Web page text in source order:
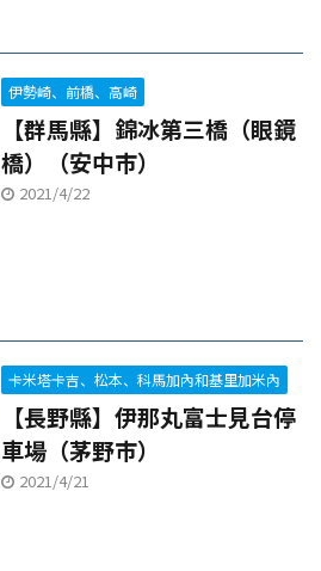
伊勢崎、前橋、高崎
【群馬縣】錦冰第三橋（眼鏡
橋）（安中市）
2021/4/22
卡米塔卡吉、松本、科馬加內和基里加米內
【長野縣】伊那丸富士見台停
車場（茅野市）
2021/4/21